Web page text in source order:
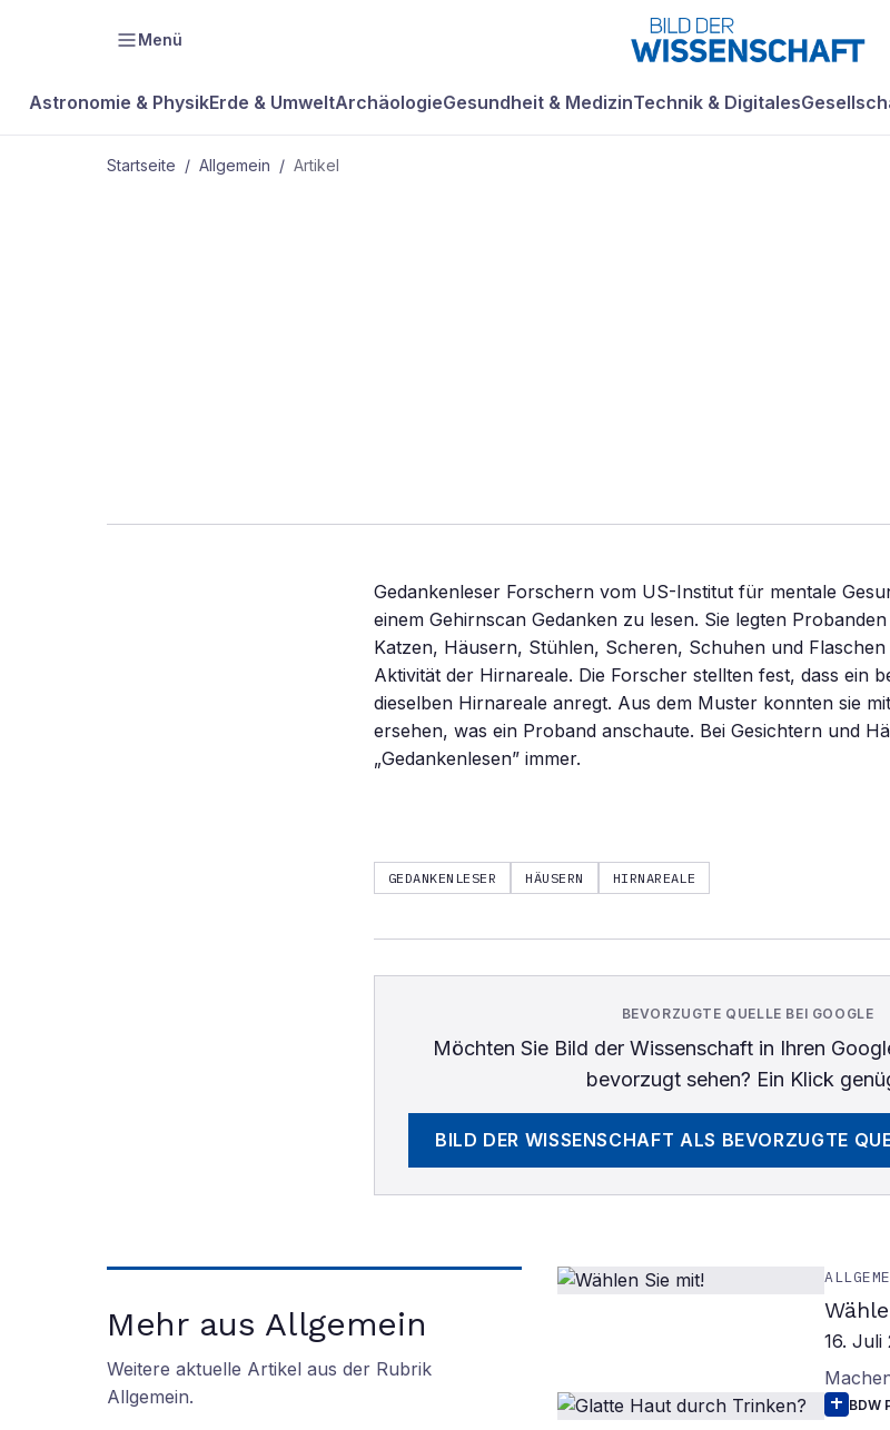
Menü
Astronomie & PhysikErde & UmweltArchäologieGesundheit & MedizinTechnik & Digitales
Startseite / Allgemein / Artikel
Gedankenleser Forschern vom US-Institut für mentale
einem Gehirnscan Gedanken zu lesen. Sie legten
Katzen, Häusern, Stühlen, Scheren, Schuhen und
Aktivität der Hirnareale. Die Forscher stellten fest, dass ein
dieselben Hirnareale anregt. Aus dem Muster konnten sie
ersehen, was ein Proband anschaute. Bei Gesichtern und
„Gedankenlesen” immer.
GEDANKENLESER HÄUSERN HIRNAREALE
BEVORZUGTE QUELLE BEI GOOGLE
Möchten Sie Bild der Wissenschaftin Ihren
bevorzugt sehen? Ein Klick
BILD DER WISSENSCHAFT ALS BEVORZUGTE
Mehr aus Allgemein
Weitere aktuelle Artikel aus der Rubrik
Allgemein.
16. Juli
BDW